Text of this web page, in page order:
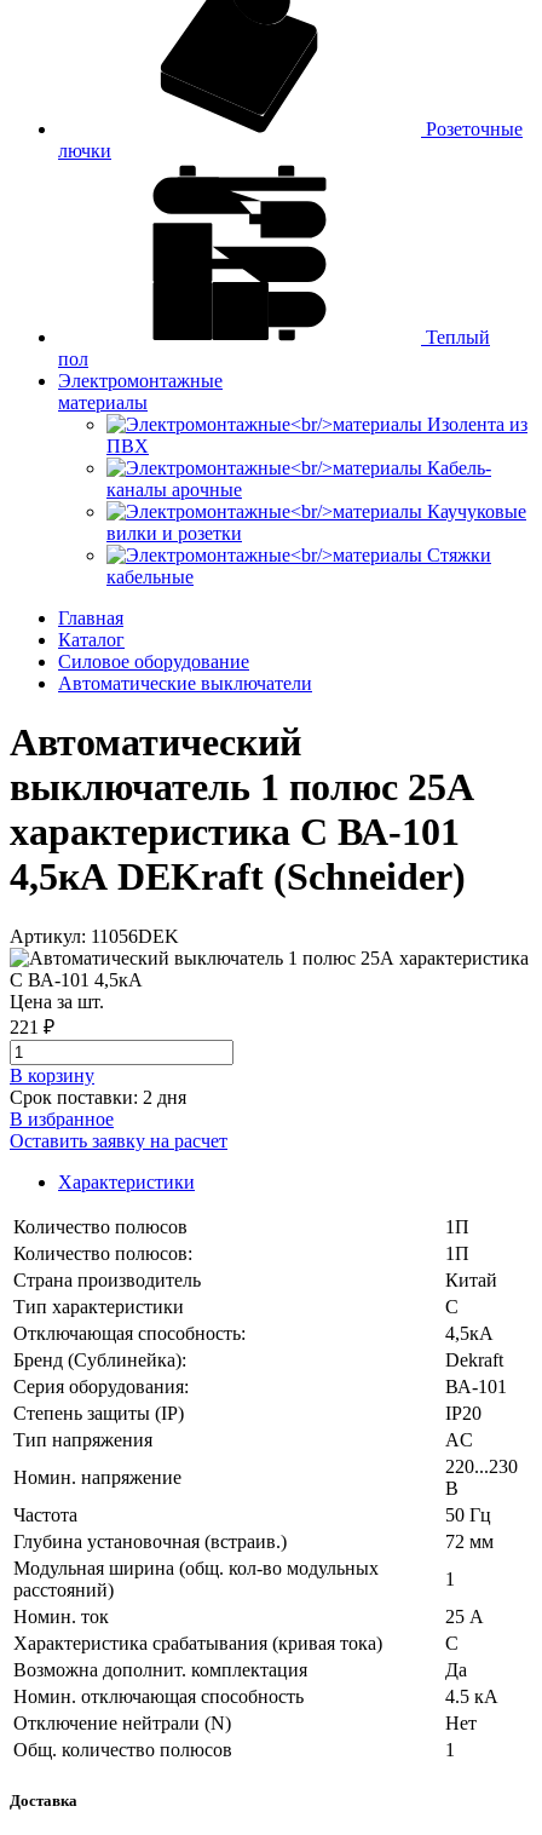
Розеточные
лючки
Теплый
пол
Электромонтажные
материалы
Изолента из
ПВХ
Кабель-
каналы арочные
Каучуковые
вилки и розетки
Стяжки
кабельные
Главная
Каталог
Силовое оборудование
Автоматические выключатели
Автоматический
выключатель 1 полюс 25А
характеристика C ВА-101
4,5кА DEKraft (Schneider)
Артикул: 11056DEK
Цена за шт.
221 ₽
В корзинy
Срок поставки: 2 дня
В избранное
Оставить заявку на расчет
Характеристики
Количество полюсов
1П
Количество полюсов:
1П
Страна производитель
Китай
Тип характеристики
C
Отключающая способность:
4,5кА
Бренд (Сублинейка):
Dekraft
Серия оборудования:
ВА-101
Степень защиты (IP)
IP20
Тип напряжения
AC
Номин. напряжение
220...230
В
Частота
50 Гц
Глубина установочная (встраив.)
72 мм
Модульная ширина (общ. кол-во модульных
расстояний)
1
Номин. ток
25 А
Характеристика срабатывания (кривая тока)
C
Возможна дополнит. комплектация
Да
Номин. отключающая способность
4.5 кА
Отключение нейтрали (N)
Нет
Общ. количество полюсов
1
Доставка